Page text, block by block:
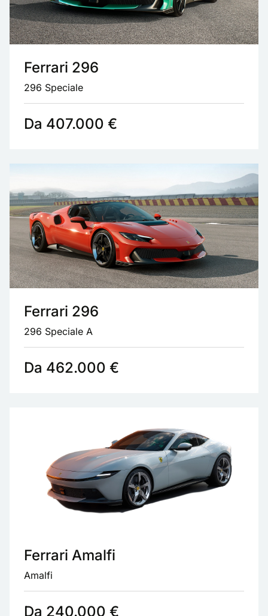
Ferrari 296
296 Speciale
Da 407.000 €
Ferrari 296
296 Speciale A
Da 462.000 €
Ferrari Amalfi
Amalfi
Da 240.000 €